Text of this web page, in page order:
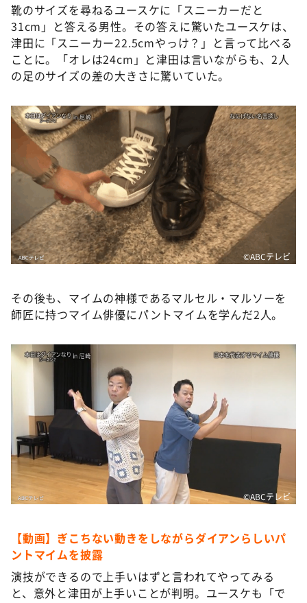
靴のサイズを尋ねるユースケに「スニーカーだと
31cm」と答える男性。その答えに驚いたユースケは、
津田に「スニーカー22.5cmやっけ？」と言って比べる
ことに。「オレは24cm」と津田は言いながらも、2人
の足のサイズの差の大きさに驚いていた。
©️ABCテレビ
その後も、マイムの神様であるマルセル・マルソーを
師匠に持つマイム俳優にパントマイムを学んだ2人。
©️ABCテレビ
【動画】ぎこちない動きをしながらダイアンらしいパ
ントマイムを披露
演技ができるので上手いはずと言われてやってみる
と、意外と津田が上手いことが判明。ユースケも「で